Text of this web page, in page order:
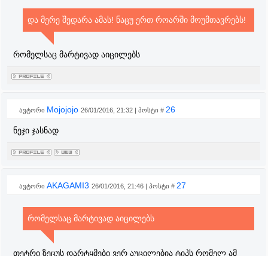
და მერე შედარა ამას! ნაცუ ერთ როარში მოუმთავრებს!
რომელსაც მარტივად აიცილებს
ავტორი Mojojojo 26/01/2016, 21:32 | პოსტი # 26
ნეჯი ჯასნად
ავტორი AKAGAMI3 26/01/2016, 21:46 | პოსტი # 27
რომელსაც მარტივად აიცილებს
თეტრი ზეცუს დარტყმები ვერ აუცილებია ტიპს რომელ ამ